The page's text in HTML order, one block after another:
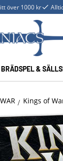
över 1000 kr
BRÄDSPEL &
Kings of